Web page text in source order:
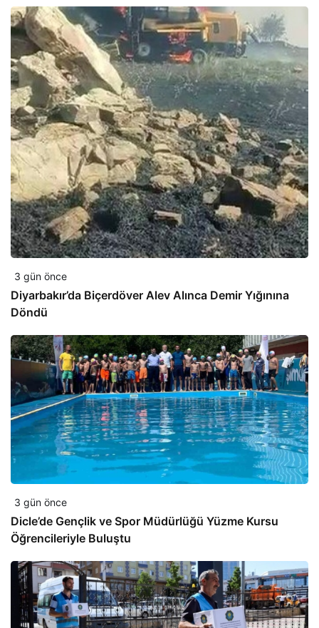
3 gün önce
Diyarbakır’da Biçerdöver Alev Alınca Demir Yığınına
Döndü
3 gün önce
Dicle’de Gençlik ve Spor Müdürlüğü Yüzme Kursu
Öğrencileriyle Buluştu